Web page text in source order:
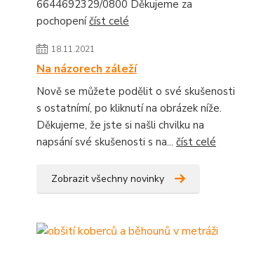
6644692329/0800 Děkujeme za
pochopeníčíst celé
18.11.2021
Na názorech záleží
Nově se můžete podělit o své skušenosti
s ostatnímí, po kliknutí na obrázek níže.
Děkujeme, že jste si našli chvilku na
napsání své skušenosti s na... číst celé
Zobrazit všechny novinky